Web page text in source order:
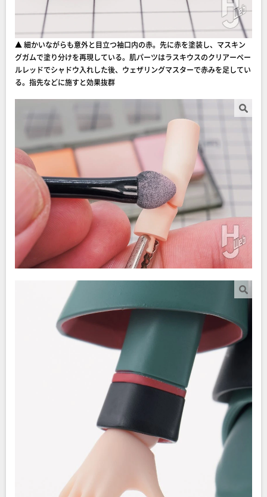
▲ 細かいながらも意外と目立つ袖口内の赤。先に赤を塗装し、マスキン
グガムで塗り分けを再現している。肌パーツはラスキウスのクリアーペー
ルレッドでシャドウ入れした後、ウェザリングマスターで赤みを足してい
る。指先などに施すと効果抜群